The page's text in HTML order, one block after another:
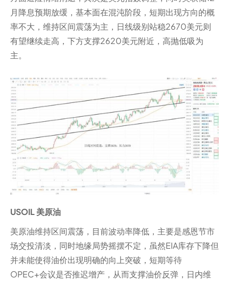
月降息预期放缓，基本面在混沌阶段，短期出现方向的概
率不大，维持区间震荡为主，日线级别站稳2670美元则
有望继续走高，下方支撑2620美元附近，高抛低吸为
主。
USOIL 美原油
美原油维持区间震荡，目前波动率降低，主要是感恩节市
场交投清淡，同时地缘局势摇摆不定，虽然EIA库存下降但
并未能使得油价出现明确的向上突破，短期等待
OPEC+会议是否推迟增产，从而支撑油价反弹，日内维